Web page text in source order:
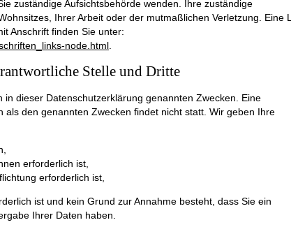
zuständige Aufsichtsbehörde wenden. Ihre zuständige
Ihrer Arbeit oder der mutmaßlichen Verletzung. Eine
Anschrift finden Sie unter:
node.html
Stelle und Dritte
dieser Datenschutzerklärung genannten Zwecken. Eine
den genannten Zwecken findet nicht statt. Wir geben Ihre
erforderlich ist,
erforderlich ist,
ist und kein Grund zur Annahme besteht, dass Sie ein
Ihrer Daten haben.